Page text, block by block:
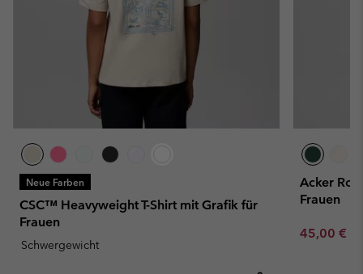
Neue Farben
CSC™ Heavyweight T-Shirt mit Grafik für
Frauen
Schwergewicht
Acker
Frauen
Minimum
45,00 €